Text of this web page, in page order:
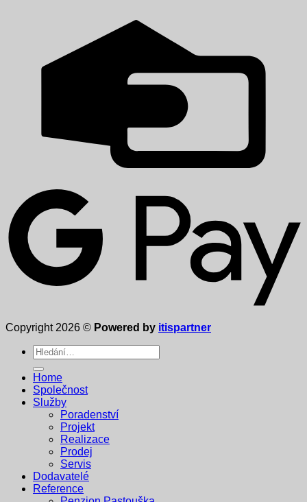
Copyright 2026 © Powered by itispartner
Hledat:
Home
Společnost
Služby
Poradenství
Projekt
Realizace
Prodej
Servis
Dodavatelé
Reference